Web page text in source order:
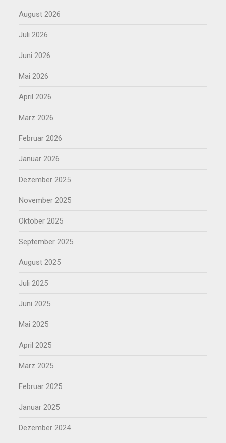
August 2026
Juli 2026
Juni 2026
Mai 2026
April 2026
März 2026
Februar 2026
Januar 2026
Dezember 2025
November 2025
Oktober 2025
September 2025
August 2025
Juli 2025
Juni 2025
Mai 2025
April 2025
März 2025
Februar 2025
Januar 2025
Dezember 2024